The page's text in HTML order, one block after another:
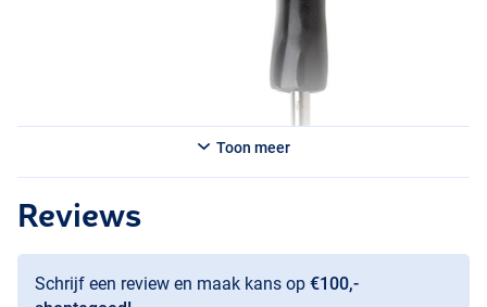
Toon meer
Reviews
Schrijf een review en maak kans op €100,-